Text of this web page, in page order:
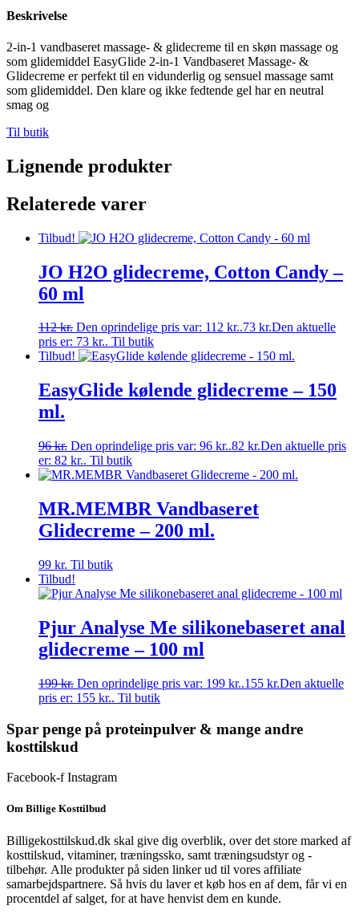
Beskrivelse
2-in-1 vandbaseret massage- & glidecreme til en skøn massage og
som glidemiddel EasyGlide 2-in-1 Vandbaseret Massage- &
Glidecreme er perfekt til en vidunderlig og sensuel massage samt
som glidemiddel. Den klare og ikke fedtende gel har en neutral
smag og
Til butik
Lignende produkter
Relaterede varer
Tilbud!
JO H2O glidecreme, Cotton Candy –
60 ml
112kr. Den oprindelige pris var: 112 kr..73 kr.Den aktuelle
pris er: 73 kr.. Til butik
Tilbud!
EasyGlide kølende glidecreme – 150
ml.
96kr. Den oprindelige pris var: 96 kr..82 kr.Den aktuelle pris
er: 82 kr.. Til butik
MR.MEMBR Vandbaseret
Glidecreme – 200 ml.
99 kr. Til butik
Tilbud!
Pjur Analyse Me silikonebaseret anal
glidecreme – 100 ml
199kr. Den oprindelige pris var: 199 kr..155 kr.Den aktuelle
pris er: 155 kr.. Til butik
Spar penge på proteinpulver & mange andre
kosttilskud
Facebook-f Instagram
Om Billige Kosttilbud
Billigekosttilskud.dk skal give dig overblik, over det store marked af
kosttilskud, vitaminer, træningssko, samt træningsudstyr og -
tilbehør. Alle produkter på siden linker ud til vores affiliate
samarbejdspartnere. Så hvis du laver et køb hos en af dem, får vi en
procentdel af salget, for at have henvist dem en kunde.